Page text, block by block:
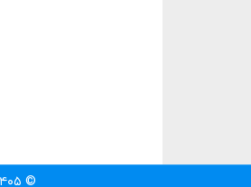
© ۱۳۹۸-۱۴۰۵ استفاده از مطالب سایت تنها با درج لینک مستقیم به آن مطلب مجاز است.‌